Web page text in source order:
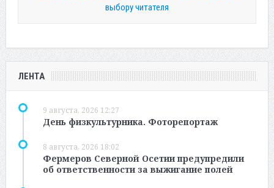
выбору читателя
ЛЕНТА
9 августа, 2026 12:27
День физкультурника. Фоторепортаж
8 августа, 2026 18:02
Фермеров Северной Осетии предупредили
об ответственности за выжигание полей